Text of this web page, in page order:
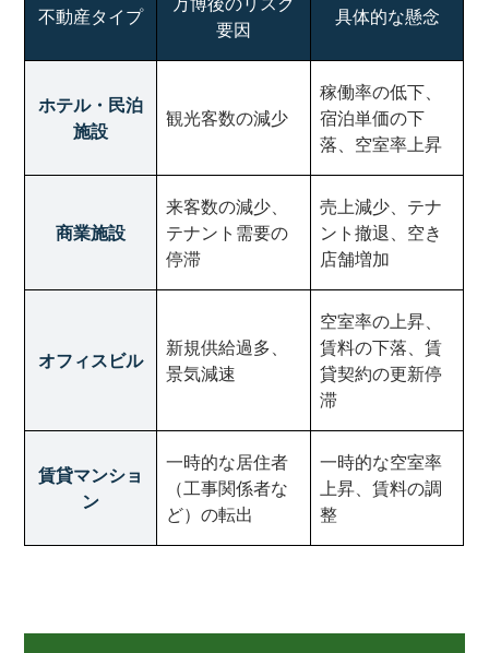
不動産タイプ
要因
具体的な懸念
ホテル・民泊
施設
観光客数の減少
稼働率の低下、
宿泊単価の下
落、空室率上昇
商業施設
来客数の減少、
テナント需要の
停滞
売上減少、テナ
ント撤退、空き
店舗増加
オフィスビル
新規供給過多、
景気減速
空室率の上昇、
賃料の下落、賃
貸契約の更新停
滞
賃貸マンショ
ン
一時的な居住者
（工事関係者な
ど）の転出
一時的な空室率
上昇、賃料の調
整